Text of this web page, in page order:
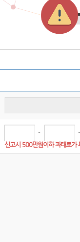
-
신고시 500만원이하 과태료가